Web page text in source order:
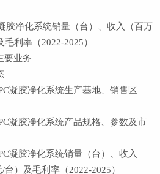
胶净化系统销量（台）、收入（百万
利率（2022-2025）
要业务
凝胶净化系统生产基地、销售区
凝胶净化系统产品规格、参数及市
凝胶净化系统销量（台）、收入
台）及毛利率（2022-2025）